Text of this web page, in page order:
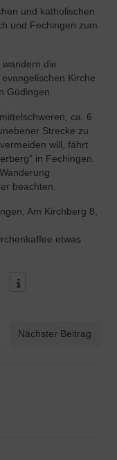
und katholischen
und Fechingen zum
wandern die
Kirche
Güdingen.
ca. 6
Strecke zu
will, fährt
in Fechingen.
beachten.
Am Kirchberg 8,
etwas
Nächster Beitrag